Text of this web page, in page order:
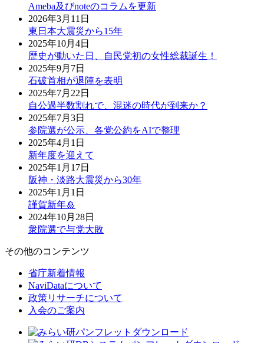
Ameba及びnoteのコラムを更新
2026年3月11日
東日本大震災から15年
2025年10月4日
歴史が動いた日、自民党初の女性総裁誕生！
2025年9月7日
石破首相が退陣を表明
2025年7月22日
自公過半数割れで、混迷の時代が到来か？
2025年7月3日
参院選が公示、各党公約をAIで整理
2025年4月1日
新年度を迎えて
2025年1月17日
阪神・淡路大震災から30年
2025年1月1日
謹賀新年🎍
2024年10月28日
衆院選で与党大敗
その他のコンテンツ
省庁新着情報
NaviDataについて
政策リサーチについて
入会のご案内